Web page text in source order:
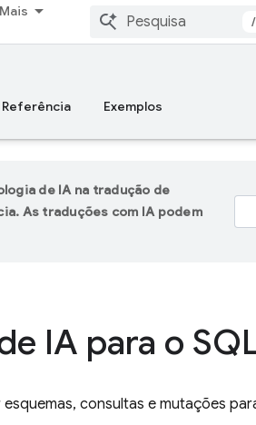
Mais
/
Referência Exemplos
de IA na tradução de
As traduções com IA podem
IA para o
consultas e mutações